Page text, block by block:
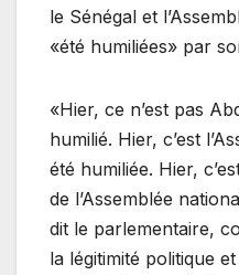
le Sénégal et
«été humiliées» par
«Hier, ce n’est pas
humilié. Hier, c’est
été humiliée. Hier,
de l’Assemblée
dit le parlementaire,
la légitimité politique